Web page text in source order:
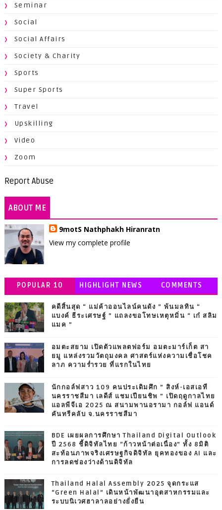
Seminar
Social
Social Affairs
Society & Charity
Sports
Super Sports
Travel
Upskilling
Video
Zoom
Report Abuse
ABOUT ME
9motS Nathphakh Hiranratn
View my complete profile
POPULAR 10 HIGHLIGHT NEWS COMMENTS
คดีสิ้นสุด “ แม่ค้าออนไลน์คนดัง ” พ้นมลทิน “
แบงค์ ธีระเศรษฐ์ ” แถลงขอโทษเหตุหมิ่น “ เก๋ สลิม
แมค ”
อมตะสยาม เปิดตัวแพลตฟอร์ม อมตะมาร์เก็ต สา
ยมู แหล่งรวมวัตถุมงคล ศาสตร์แห่งความเชื่อโชค
ลาภ ความร่ำรวย ที่แรกในไทย
นักกอล์ฟสาว 109 คนประเดิมศึก ” สิงห์-เอสเอที
นครราชสีมา เลดีส์ แชมเปียนชิพ ” เปิดฤดูกาลไทย
แอลพีจีเอ 2025 ณ สนามพานอรามา กอล์ฟ แอนด์
คันทรีคลับ จ.นครราชสีมา
BDE เผยผลการศึกษา Thailand Digital Outlook
ปี 2568 ชี้ดิจิทัลไทย “ก้าวหน้าต่อเนื่อง” ทั้ง 8มิติ
สะท้อนภาพจริงเศรษฐกิจดิจิทัล ยุคทองของ AI และ
การลดช่องว่างด้านดิจิทัล
Thailand Halal Assembly 2025 จุดกระแส
“Green Halal” เดินหน้าพัฒนาอุตสาหกรรมและ
ระบบนิเวศฮาลาลอย่างยั่งยืน